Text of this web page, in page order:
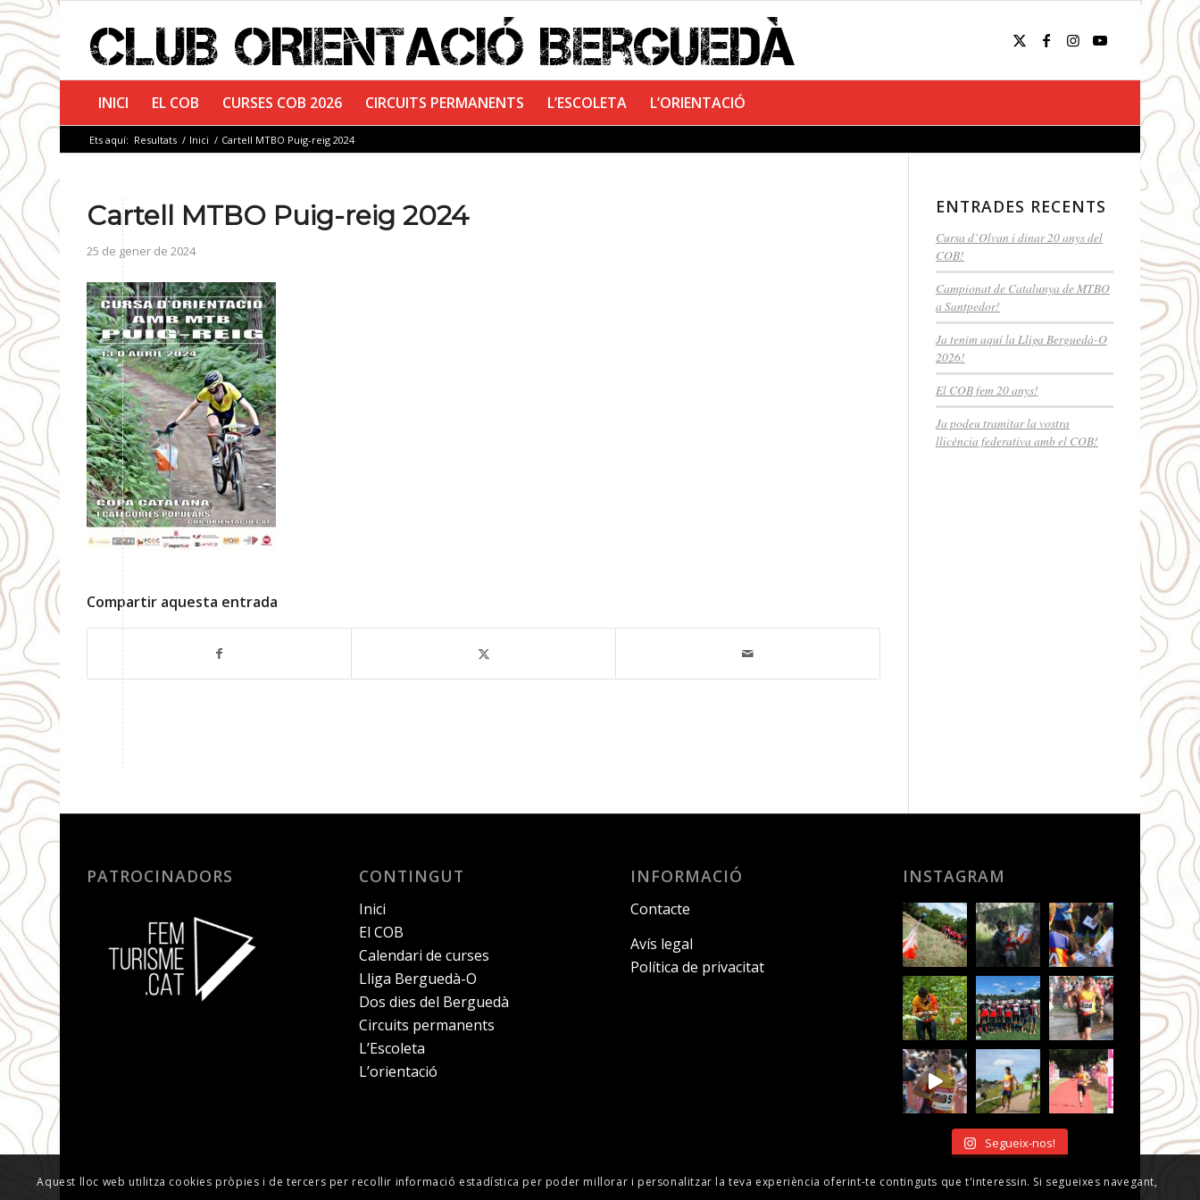
INICI EL COB CURSES COB 2026 CIRCUITS PERMANENTS L’ESCOLETA L’ORIENTACIÓ
Ets aquí: Resultats / Inici / Cartell MTBO Puig-reig 2024
Cartell MTBO Puig-reig 2024
25 de gener de 2024
Compartir aquesta entrada
ENTRADES RECENTS
Cursa d’Olvan i dinar 20 anys del
COB!
Campionat de Catalunya de MTBO
a Santpedor!
Ja tenim aquí la Lliga Berguedà-O
2026!
El COB fem 20 anys!
Ja podeu tramitar la vostra
llicència federativa amb el COB!
PATROCINADORS CONTINGUT
Inici
El COB
Calendari de curses
Lliga Berguedà-O
Dos dies del Berguedà
Circuits permanents
L’Escoleta
L’orientació
INFORMACIÓ
Contacte
Avís legal
Política de privacitat
INSTAGRAM
Segueix-nos!
Aquest lloc web utilitza cookies pròpies i de tercers per recollir informació estadística per poder millorar i personalitzar la teva experiència oferint-te continguts que t'interessin. Si segueixes navegant,